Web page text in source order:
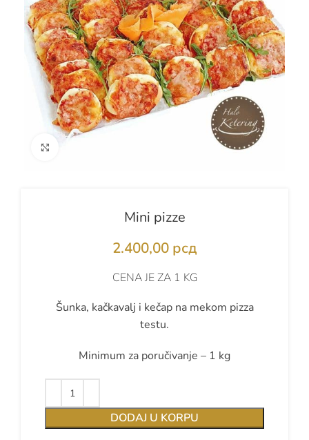
Mini pizze
2.400,00 рсд
CENA JE ZA 1 KG
Šunka, kačkavalj i kečap na mekom pizza
testu.
Minimum za poručivanje – 1 kg
DODAJ U KORPU